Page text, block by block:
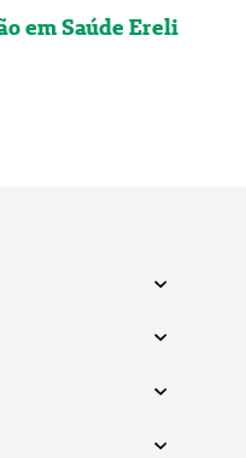
em Saúde Ereli